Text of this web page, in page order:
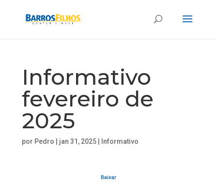
Informativo
fevereiro de
2025
por Pedro jan 31, 2025| Informativo
Baixar